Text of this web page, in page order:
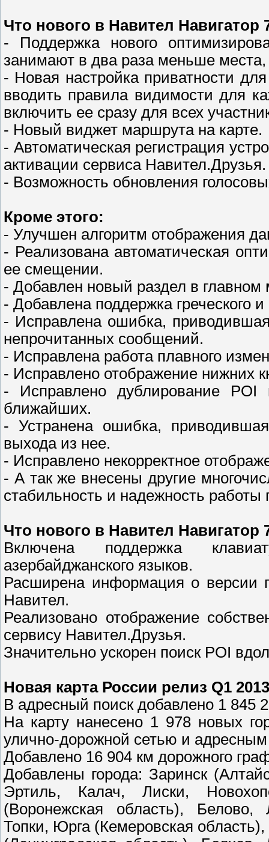
Что нового в Навител Навигатор
- Поддержка нового
занимают в два раза меньше
- Новая настройка приватности
вводить правила видимости для
включить ее сразу для всех
- Новый виджет маршрута на карте.
- Автоматическая регистрация
активации сервиса Навител.Друзья.
- Возможность обновления
Кроме этого:
- Улучшен алгоритм отображения
- Реализована автоматическая
ее смещении.
- Добавлен новый раздел в
- Добавлена поддержка греческого
- Исправлена ошибка,
непрочитанных сообщений.
- Исправлена работа плавного
- Исправлено отображение нижних
- Исправлено дублирование
ближайших.
- Устранена ошибка,
выхода из нее.
- Исправлено некорректное
- А так же внесены другие
стабильность и надежность
Что нового в Навител Навигатор
Включена поддержка
азербайджанского языков.
Расширена информация о версии
Навител.
Реализовано отображение
сервису Навител.Друзья.
Значительно ускорен поиск POI
Новая карта России релиз Q1
В адресный поиск добавлено 1 845
На карту нанесено 1 978 новых
улично-дорожной сетью и
Добавлено 16 904 км дорожного
Добавлены города: Заринск
Эртиль, Калач, Лиски,
(Воронежская область), Белово,
Топки, Юрга (Кемеровская